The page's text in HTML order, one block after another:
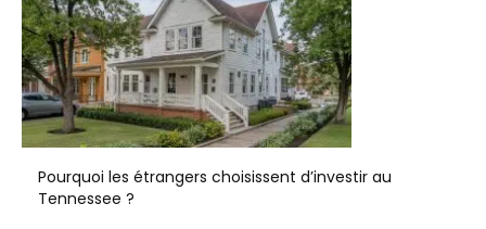
Pourquoi les étrangers choisissent d’investir au
Tennessee ?